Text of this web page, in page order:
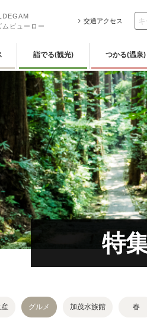
DEGAM
ビューロー
交通アクセス
詣でる(観光) つかる(温泉)
特
産 グルメ 加茂水族館 春